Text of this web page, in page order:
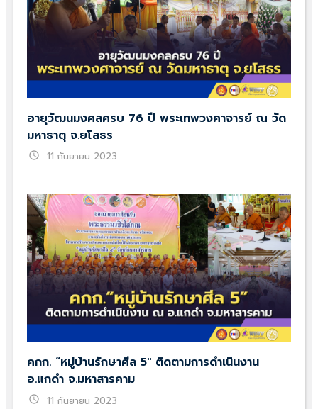
อายุวัฒนมงคลครบ 76 ปี พระเทพวงศาจารย์ ณ วัด
มหาธาตุ จ.ยโสธร
schedule 11 กันยายน 2023
คกก. “หมู่บ้านรักษาศีล 5″ ติดตามการดำเนินงาน
อ.แกดำ จ.มหาสารคาม
schedule 11 กันยายน 2023